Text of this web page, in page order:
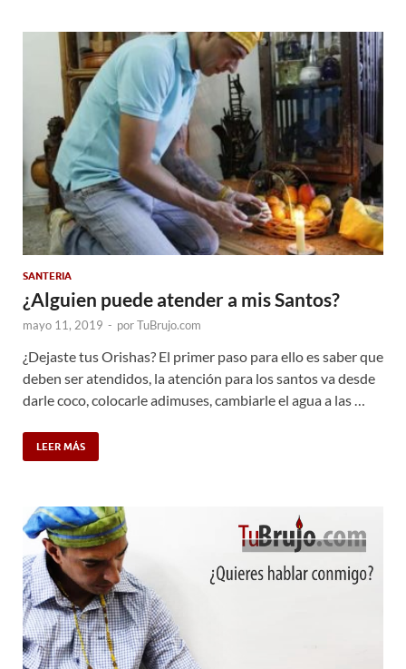
SANTERIA
¿Alguien puede atender a mis Santos?
mayo 11, 2019 - porTuBrujo.com
¿Dejaste tus Orishas? El primer paso para ello es saber que
deben ser atendidos, la atención para los santos va desde
darle coco, colocarle adimuses, cambiarle el agua a las …
LEER MÁS